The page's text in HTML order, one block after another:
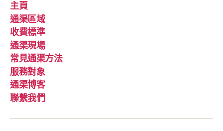
主頁
通渠區域
收費標準
通渠現場
常見通渠方法
服務對象
通渠博客
聯繫我們